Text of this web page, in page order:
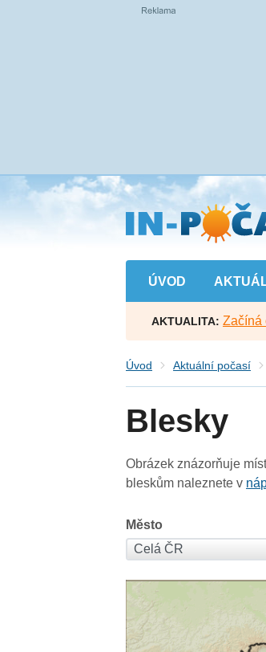
Přejít
na
hlavní
obsah
ÚVOD
AKTUALITA: Začíná
Úvod Aktuální počasí
Blesky
Obrázek znázorňuje
bleskům naleznete v
Město